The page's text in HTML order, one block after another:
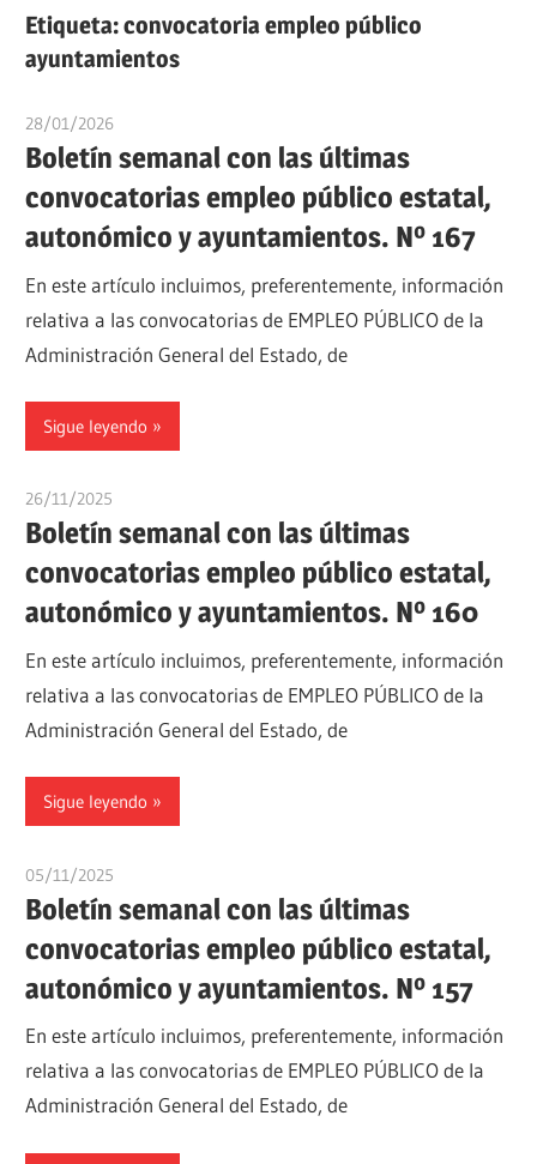
Etiqueta:convocatoria empleo público
ayuntamientos
28/01/2026
Boletín semanal con las últimas
convocatorias empleo público estatal,
autonómico y ayuntamientos. Nº 167
En este artículo incluimos, preferentemente, información
relativa a las convocatorias de EMPLEO PÚBLICO de la
Administración General del Estado, de
Sigue leyendo
26/11/2025
Boletín semanal con las últimas
convocatorias empleo público estatal,
autonómico y ayuntamientos. Nº 160
En este artículo incluimos, preferentemente, información
relativa a las convocatorias de EMPLEO PÚBLICO de la
Administración General del Estado, de
Sigue leyendo
05/11/2025
Boletín semanal con las últimas
convocatorias empleo público estatal,
autonómico y ayuntamientos. Nº 157
En este artículo incluimos, preferentemente, información
relativa a las convocatorias de EMPLEO PÚBLICO de la
Administración General del Estado, de